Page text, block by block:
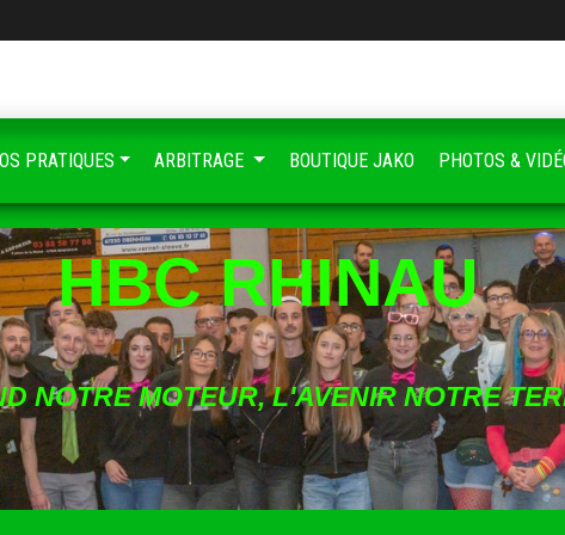
HBC RHINAU
NOTRE MOTEUR, L'AVENIR NOTRE
PRATIQUES ARBITRAGE BOUTIQUE JAKO PHOTOS &